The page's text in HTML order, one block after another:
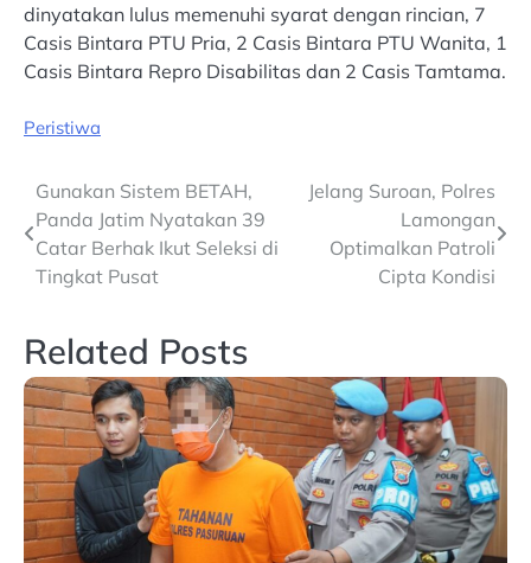
dinyatakan lulus memenuhi syarat dengan rincian, 7
Casis Bintara PTU Pria, 2 Casis Bintara PTU Wanita, 1
Casis Bintara Repro Disabilitas dan 2 Casis Tamtama.
Peristiwa
Post
navigation
Gunakan Sistem BETAH,
Panda Jatim Nyatakan 39
Catar Berhak Ikut Seleksi di
Tingkat Pusat
Jelang Suroan, Polres
Lamongan
Optimalkan Patroli
Cipta Kondisi
Related Posts